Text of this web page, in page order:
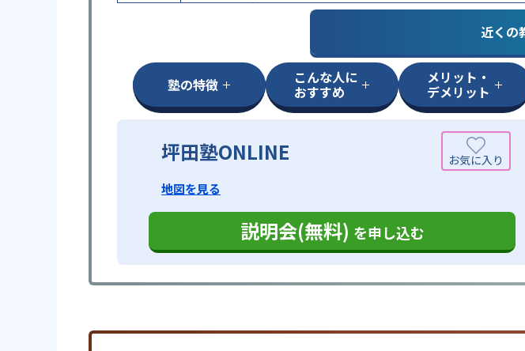
近くの
塾の特徴 こんな人に
おすすめ
メリット・
デメリット
坪田塾ONLINE
地図を見る
説明会(無料) を申し込む